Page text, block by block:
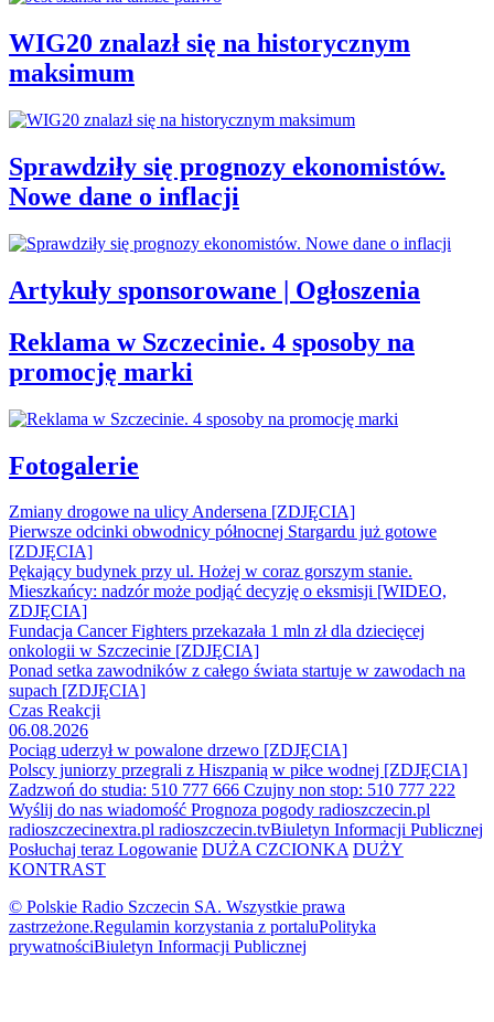
WIG20 znalazł się na historycznym
maksimum
Sprawdziły się prognozy ekonomistów.
Nowe dane o inflacji
Artykuły sponsorowane | Ogłoszenia
Reklama w Szczecinie. 4 sposoby na
promocję marki
Fotogalerie
Zmiany drogowe na ulicy Andersena [ZDJĘCIA]
Pierwsze odcinki obwodnicy północnej Stargardu już gotowe
[ZDJĘCIA]
Pękający budynek przy ul. Hożej w coraz gorszym stanie.
Mieszkańcy: nadzór może podjąć decyzję o eksmisji [WIDEO,
ZDJĘCIA]
Fundacja Cancer Fighters przekazała 1 mln zł dla dziecięcej
onkologii w Szczecinie [ZDJĘCIA]
Ponad setka zawodników z całego świata startuje w zawodach na
supach [ZDJĘCIA]
Czas Reakcji
06.08.2026
Pociąg uderzył w powalone drzewo [ZDJĘCIA]
Polscy juniorzy przegrali z Hiszpanią w piłce wodnej [ZDJĘCIA]
Zadzwoń do studia: 510 777 666 Czujny non stop: 510 777 222
Wyślij do nas wiadomość Prognoza pogody radioszczecin.pl
radioszczecinextra.pl radioszczecin.tvBiuletyn Informacji Publicznej
Posłuchaj teraz Logowanie DUŻA CZCIONKA DUŻY
KONTRAST
© Polskie Radio Szczecin SA. Wszystkie prawa
zastrzeżone.Regulamin korzystania z portaluPolityka
prywatnościBiuletyn Informacji Publicznej